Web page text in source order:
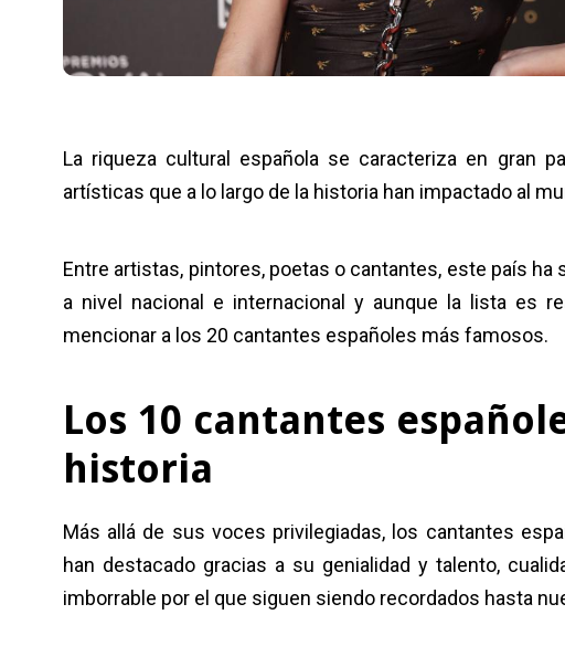
La riqueza cultural española se caracteriza en gran
artísticas que a lo largo de la historia han impactado al
Entre artistas, pintores, poetas o cantantes, este país
a nivel nacional e internacional y aunque la lista es
mencionar a los 20 cantantes españoles más famosos.
Los 10 cantantes
historia
Más allá de sus voces privilegiadas, los cantantes
han destacado gracias a su genialidad y talento,
imborrable por el que siguen siendo recordados hasta